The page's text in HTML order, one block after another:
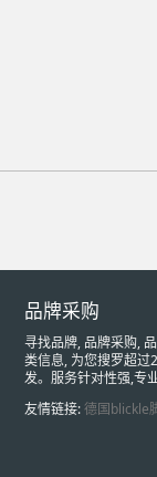
品牌采购
寻找品牌, 品牌采购,
类信息, 为您搜罗超
发。服务针对性强,专
友情链接:德国blickle